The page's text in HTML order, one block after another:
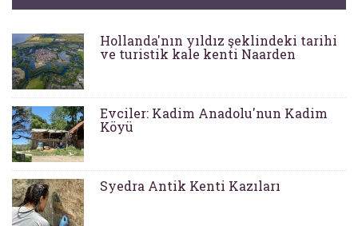
Hollanda'nın yıldız şeklindeki tarihi
ve turistik kale kenti Naarden
Evciler: Kadim Anadolu'nun Kadim
Köyü
Syedra Antik Kenti Kazıları